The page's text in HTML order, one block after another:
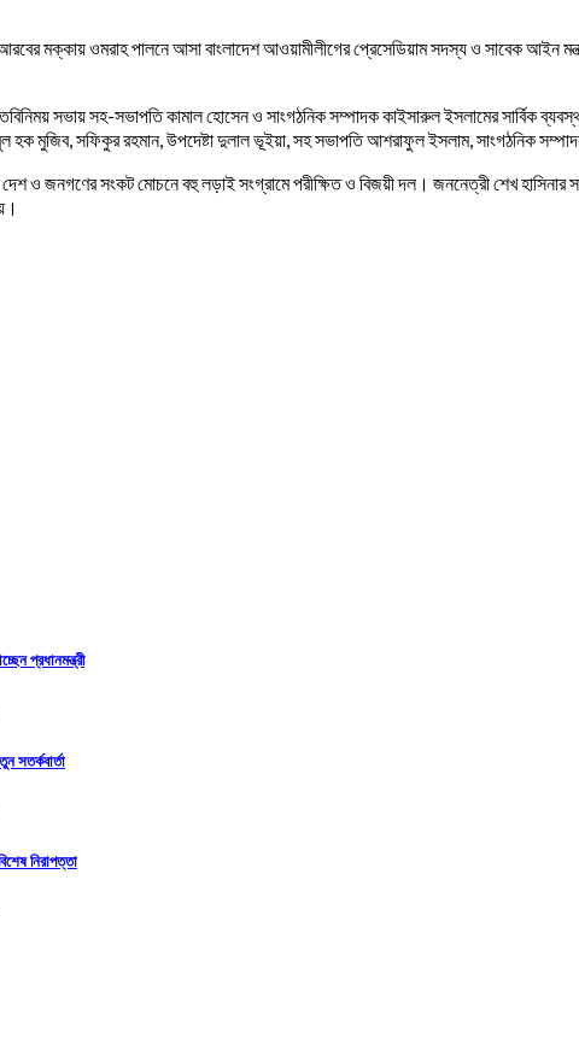
মক্কায় ওমরাহ পালনে আসা বাংলাদেশ আওয়ামীলীগের প্রেসেডিয়াম সদস্য ও সাবেক আইন
সভায় সহ-সভাপতি কামাল হোসেন ও সাংগঠনিক সম্পাদক কাইসারুল ইসলামের সার্বিক
মুজিব, সফিকুর রহমান, উপদেষ্টা দুলাল ভূইয়া, সহ সভাপতি আশরাফুল ইসলাম, সাংগঠনিক
ও জনগণের সংকট মোচনে বহু লড়াই সংগ্রামে পরীক্ষিত ও বিজয়ী দল। জননেত্রী শেখ
প্রধানমন্ত্রী
সতর্কবার্তা
নিরাপত্তা